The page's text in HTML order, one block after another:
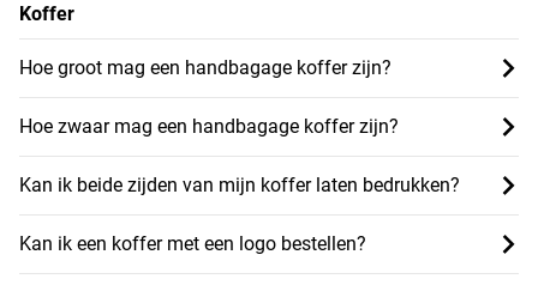
Koffer
Hoe groot mag een handbagage koffer zijn?
Hoe zwaar mag een handbagage koffer zijn?
Kan ik beide zijden van mijn koffer laten bedrukken?
Kan ik een koffer met een logo bestellen?